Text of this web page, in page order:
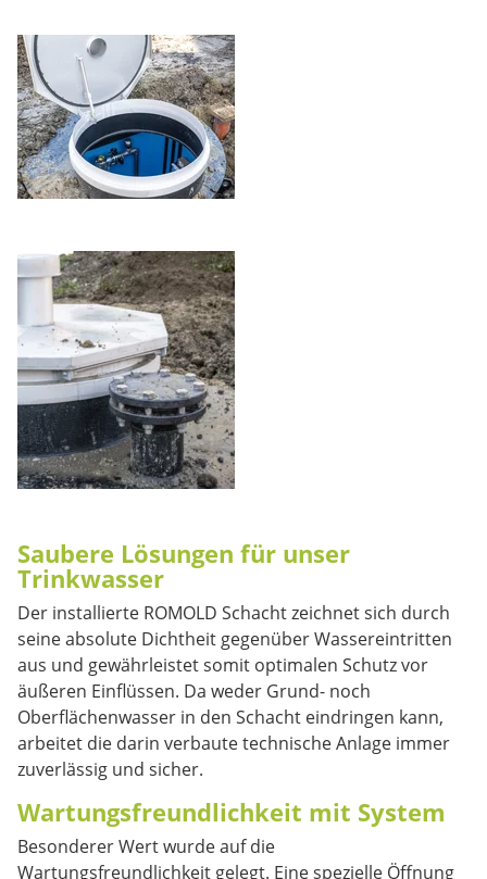
Saubere Lösungen für unser
Trinkwasser
Der installierte ROMOLD Schacht zeichnet sich durch
seine absolute Dichtheit gegenüber Wassereintritten
aus und gewährleistet somit optimalen Schutz vor
äußeren Einflüssen. Da weder Grund- noch
Oberflächenwasser in den Schacht eindringen kann,
arbeitet die darin verbaute technische Anlage immer
zuverlässig und sicher.
Wartungsfreundlichkeit mit System
Besonderer Wert wurde auf die
Wartungsfreundlichkeit gelegt. Eine spezielle Öffnung